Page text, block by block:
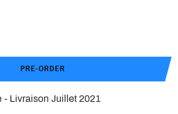
PRE-ORDER
- Livraison Juillet 2021